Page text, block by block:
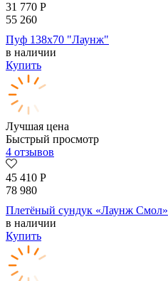
31 770 Р
55 260
Пуф 138х70 "Лаунж"
в наличии
Купить
Лучшая цена
Быстрый просмотр
4 отзывов
45 410 Р
78 980
Плетёный сундук «Лаунж Смол»
в наличии
Купить